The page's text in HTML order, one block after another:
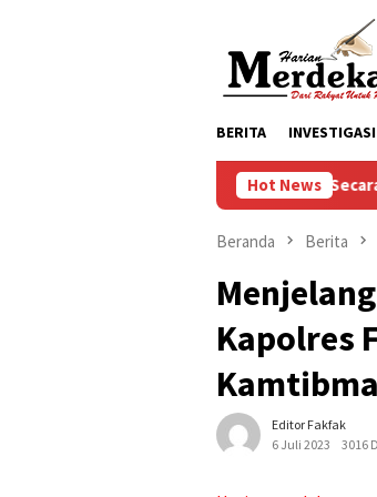
BERITA INVESTIGASI
Hot News
IX Ikuti Kauseri Agama Secara Virtual
Beranda Berita
Kapolres
Editor Fakfak
6 Juli 2023
3016